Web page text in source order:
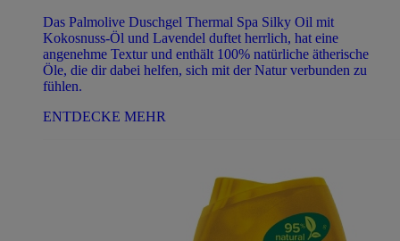
Das Palmolive Duschgel Thermal Spa Silky Oil mit
Kokosnuss-Öl und Lavendel duftet herrlich, hat eine
angenehme Textur und enthält 100% natürliche ätherische
Öle, die dir dabei helfen, sich mit der Natur verbunden zu
fühlen.
ENTDECKE MEHR